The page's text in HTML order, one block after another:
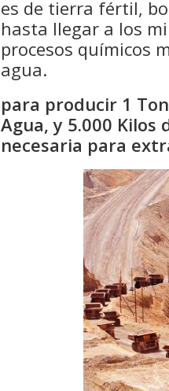
es de tierra fértil,
hasta llegar a los
procesos químicos
agua.
para producir 1
Agua, y 5.000
necesaria para